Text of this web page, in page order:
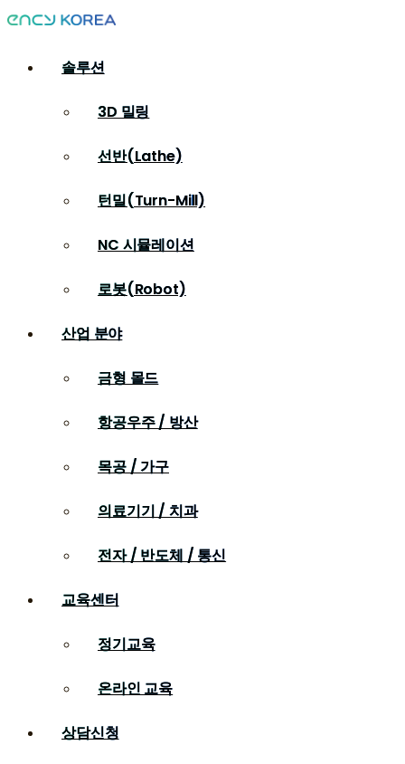
솔루션
3D 밀링
선반(Lathe)
턴밀(Turn-Mill)
NC 시뮬레이션
로봇(Robot)
산업 분야
금형 몰드
항공우주 / 방산
목공 / 가구
의료기기 / 치과
전자 / 반도체 / 통신
교육센터
정기교육
온라인 교육
상담신청